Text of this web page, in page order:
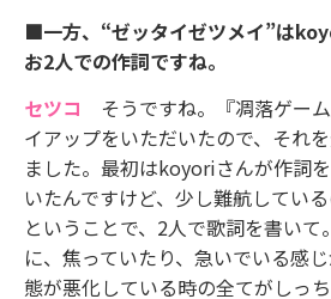
■一方、“ゼッタイゼツメイ”は
お2人での作詞ですね。
セツコ そうですね。『凋落ゲー
イアップをいただいたので、それ
ました。最初はkoyoriさんが作詞
いたんですけど、少し難航してい
ということで、2人で歌詞を書い
に、焦っていたり、急いでいる感
態が悪化している時の全てがしっ